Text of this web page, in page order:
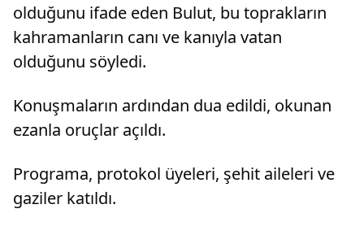
olduğunu ifade eden Bulut, bu toprakların
kahramanların canı ve kanıyla vatan
olduğunu söyledi.
Konuşmaların ardından dua edildi, okunan
ezanla oruçlar açıldı.
Programa, protokol üyeleri, şehit aileleri ve
gaziler katıldı.